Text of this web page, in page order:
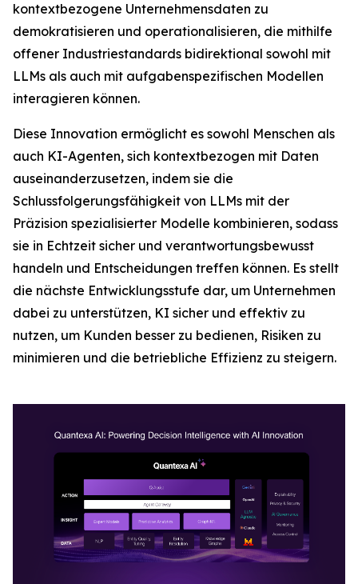
kontextbezogene Unternehmensdaten zu
demokratisieren und operationalisieren, die mithilfe
offener Industriestandards bidirektional sowohl mit
LLMs als auch mit aufgabenspezifischen Modellen
interagieren können.
Diese Innovation ermöglicht es sowohl Menschen als
auch KI-Agenten, sich kontextbezogen mit Daten
auseinanderzusetzen, indem sie die
Schlussfolgerungsfähigkeit von LLMs mit der
Präzision spezialisierter Modelle kombinieren, sodass
sie in Echtzeit sicher und verantwortungsbewusst
handeln und Entscheidungen treffen können. Es stellt
die nächste Entwicklungsstufe dar, um Unternehmen
dabei zu unterstützen, KI sicher und effektiv zu
nutzen, um Kunden besser zu bedienen, Risiken zu
minimieren und die betriebliche Effizienz zu steigern.